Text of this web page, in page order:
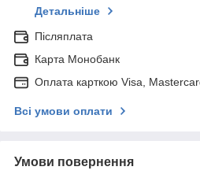
Детальніше
Післяплата
Карта Монобанк
Оплата карткою Visa,
Всі умови оплати
Умови повернення